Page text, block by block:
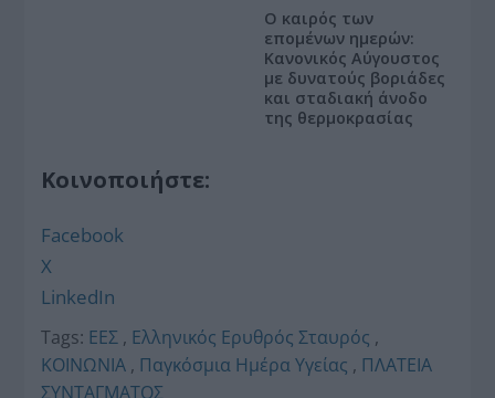
Ο καιρός των
επομένων ημερών:
Κανονικός Αύγουστος
με δυνατούς βοριάδες
και σταδιακή άνοδο
της θερμοκρασίας
Κοινοποιήστε:
Facebook
X
LinkedIn
Tags: ΕΕΣ , Ελληνικός Ερυθρός Σταυρός ,
ΚΟΙΝΩΝΙΑ , Παγκόσμια Ημέρα Υγείας , ΠΛΑΤΕΙΑ
ΣΥΝΤΑΓΜΑΤΟΣ